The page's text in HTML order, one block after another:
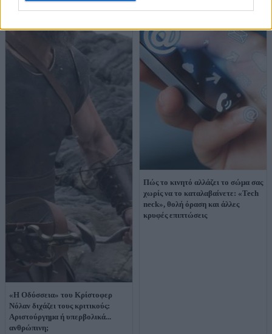
«Η Οδύσσεια» του Κρίστοφερ
Νόλαν διχάζει τους κριτικούς:
Αριστούργημα ή υπερβολικά...
ανθρώπινη;
Πώς το κινητό αλλάζει το σώμα σας
χωρίς να το καταλαβαίνετε: «Tech
neck», θολή όραση και άλλες
κρυφές επιπτώσεις